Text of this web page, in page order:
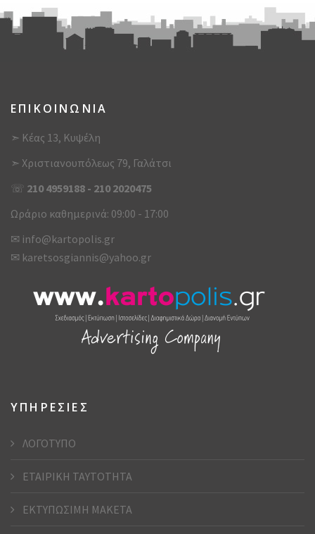
ΕΠΙΚΟΙΝΩΝΙΑ
➣ Κέας 13, Κυψέλη
➣ Χριστιανουπόλεως 79, Γαλάτσι
☏ 210 4959188 - 210 2020475
Ωράριο καθημερινά: 09:00 - 17:00
✉ info@kartopolis.gr
✉ karetsosgiannis@yahoo.gr
ΥΠΗΡΕΣΙΕΣ
ΛΟΓΟΤΥΠΟ
ΕΤΑΙΡΙΚΗ ΤΑΥΤΟΤΗΤΑ
ΕΚΤΥΠΩΣΙΜΗ ΜΑΚΕΤΑ